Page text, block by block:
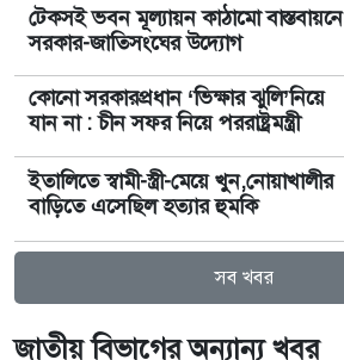
টেকসই ভবন মূল্যায়ন কাঠামো বাস্তবায়নে
সরকার-জাতিসংঘের উদ্যোগ
কোনো সরকারপ্রধান ‘ভিক্ষার ঝুলি’নিয়ে
যান না : চীন সফর নিয়ে পররাষ্ট্রমন্ত্রী
ইতালিতে স্বামী-স্ত্রী-মেয়ে খুন,নোয়াখালীর
বাড়িতে এসেছিল হত্যার হুমকি
সব খবর
জাতীয় বিভাগের অন্যান্য খবর